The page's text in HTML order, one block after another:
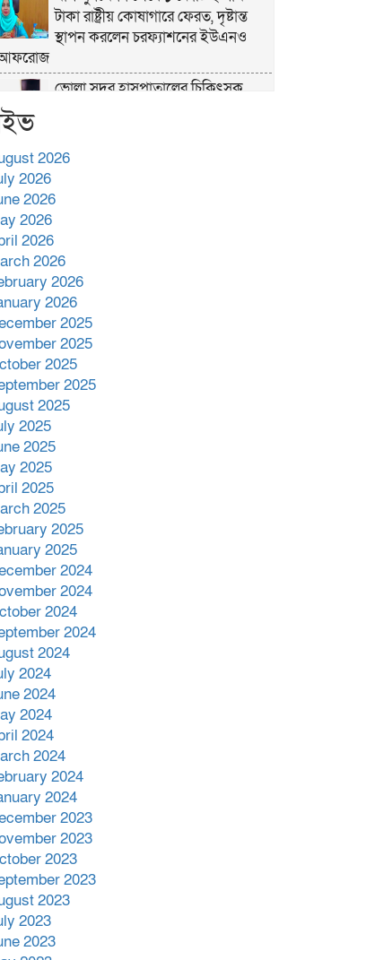
টাকা রাষ্ট্রীয় কোষাগারে ফেরত, দৃষ্টান্ত
স্থাপন করলেন চরফ্যাশনের ইউএনও
আফরোজ
ভোলা সদর হাসপাতালের চিকিৎসক
হঠাৎ সদর হাসপাতালে এমপি
সেবার বাস্তব চিত্র
কোটি ২০ লাখ টাকা।সততার অনন্য দৃষ্টান্ত স্থাপন
বেদবতী মিস্ত্রী।
‘জ্বিন হাজিরে স্বর্ণ দ্বিগুণ’— প্রতারণার
ফাঁদে ১৭ নারী,দুলারহাটে চক্রের ৪ সদস্য
গ্রেফতার।
৩০ জুলাই একযোগে এসএসসির ফল
প্রকাশ।
2026
2026
2026
2026
2026
2026
2026
2026
2025
2025
2025
2025
2025
2025
2025
2025
2025
2025
2025
2025
2024
2024
2024
2024
2024
2024
2024
2024
2024
2024
2024
2024
2023
2023
2023
2023
2023
2023
2023